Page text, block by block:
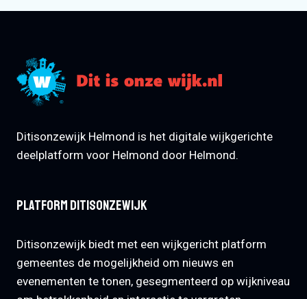
Ditisonzewijk Helmond is het digitale wijkgerichte
deelplatform voor Helmond door Helmond.
Platform Ditisonzewijk
Ditisonzewijk biedt met een wijkgericht platform
gemeentes de mogelijkheid om nieuws en
evenementen te tonen, gesegmenteerd op wijkniveau